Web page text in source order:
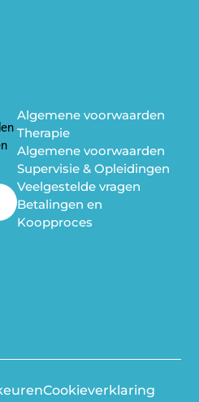
Algemene voorwaarden
Therapie
Algemene voorwaarden
Supervisie & Opleidingen
Veelgestelde vragen
Betalingen en
Koopproces
Cookieverklaring